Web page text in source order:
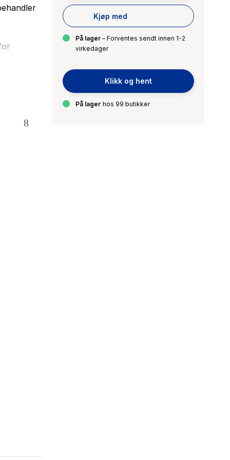
Kjøp med
På lager – Forventes sendt innen 1-2
virkedager
Klikk og hent
På lager hos 99 butikker
for
1.
at barn
arbeid.